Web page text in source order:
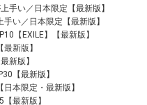
手い／日本限定【最新版】
い／日本限定【最新版】
【EXILE】【最新版】
新版】
新版】
【最新版】
本限定・最新版】
最新版】